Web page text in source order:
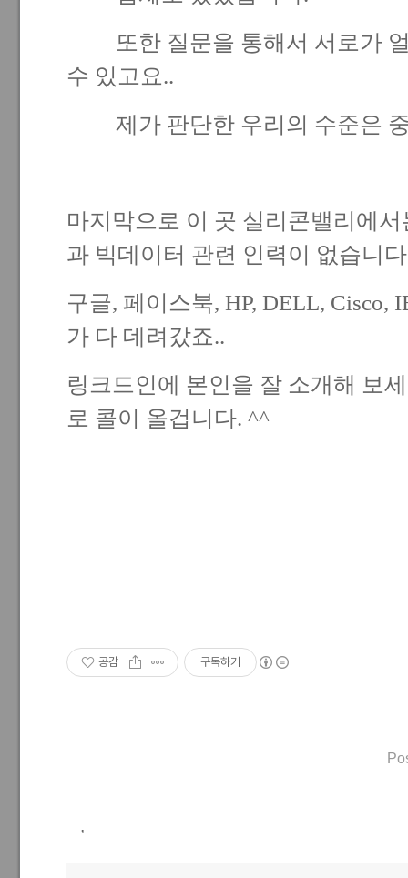
또한 질문을 통해서 서로가 얼
수 있고요..
제가 판단한 우리의 수준은 중
마지막으로 이 곳 실리콘밸리에
과 빅데이터 관련 인력이 없습니
구글, 페이스북, HP, DELL, Cisco,
가 다 데려갔죠..
링크드인에 본인을 잘 소개해 보
로 콜이 올겁니다. ^^
공감 구독하기
,